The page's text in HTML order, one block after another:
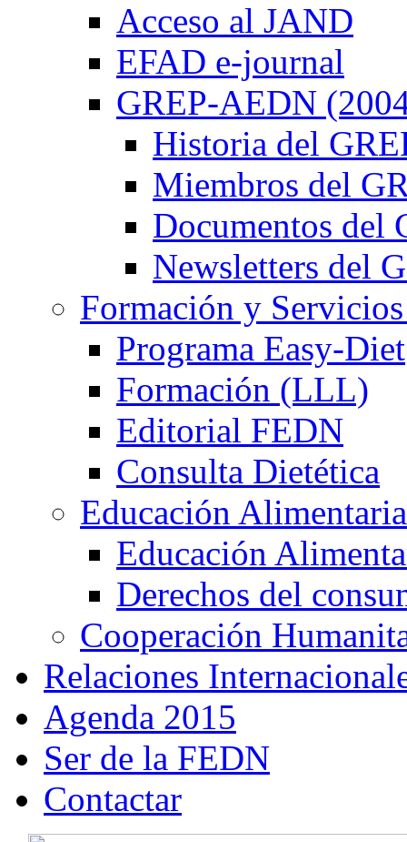
Acceso al JAND
EFAD e-journal
GREP-AEDN
Historia del
Miembros del
Documentos del
Newsletters del
Formación y
Programa Easy-Diet
Formación (LLL)
Editorial FEDN
Consulta Dietética
Educación Alimentaria
Educación
Derechos del
Cooperación
Relaciones
Agenda 2015
Ser de la FEDN
Contactar